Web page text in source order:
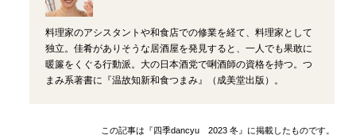
料理家のアシスタントや和食店での修業を経て、料理家として
独立。佳肴がありそうな居酒屋を発見すると、一人でも果敢に
暖簾をくぐる行動派。大の日本酒党で唎酒師の資格を持つ。つ
まみ系著書に『温故知新和食つまみ』（成美堂出版）。
この記事は『四季dancyu 2023 冬』に掲載したものです。